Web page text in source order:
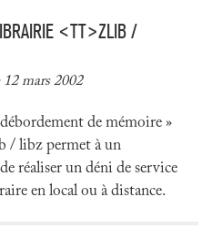
<TT>ZLIB /
mars 2002
de mémoire »
/ libz permet à un
réaliser un déni de service
en local ou à distance.